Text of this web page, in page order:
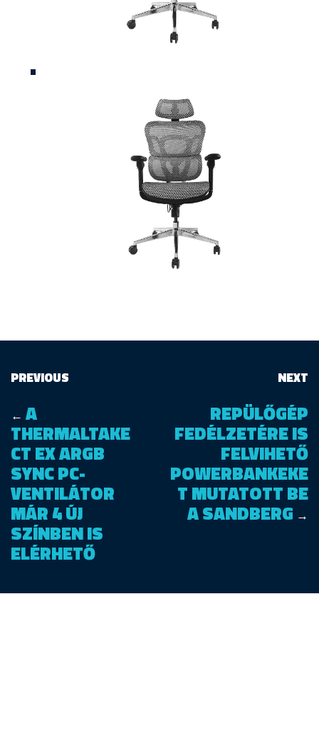
PREVIOUS
← A
THERMALTAKE
CT EX ARGB
SYNC PC-
VENTILÁTOR
MÁR 4 ÚJ
SZÍNBEN IS
ELÉRHETŐ
NEXT
REPÜLŐGÉP
FEDÉLZETÉRE IS
FELVIHETŐ
POWERBANKEKE
T MUTATOTT BE
A SANDBERG →